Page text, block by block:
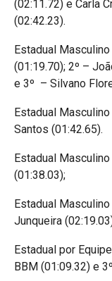
(02:11.72) e Carla
(02:42.23).
Estadual
(01:19.70); 2º –
e 3º – Silvano
Estadual
Santos (01:42.65).
Estadual
(01:38.03);
Estadual
Junqueira
Estadual por
BBM (01:09.32) e